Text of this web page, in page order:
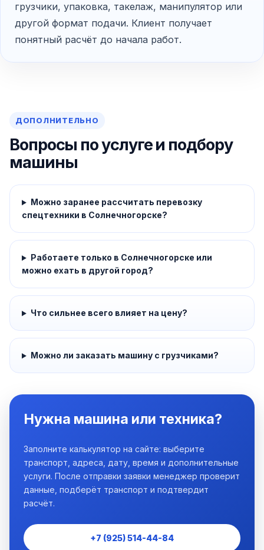
грузчики, упаковка, такелаж, манипулятор или
другой формат подачи. Клиент получает
понятный расчёт до начала работ.
ДОПОЛНИТЕЛЬНО
Вопросы по услуге и подбору
машины
Можно заранее рассчитать перевозку
спецтехники в Солнечногорске?
Работаете только в Солнечногорске или
можно ехать в другой город?
Что сильнее всего влияет на цену?
Можно ли заказать машину с грузчиками?
Нужна машина или техника?
Заполните калькулятор на сайте: выберите
транспорт, адреса, дату, время и дополнительные
услуги. После отправки заявки менеджер проверит
данные, подберёт транспорт и подтвердит
расчёт.
+7 (925) 514-44-84